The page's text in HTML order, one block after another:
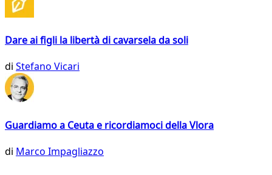
Dare ai figli la libertà di cavarsela da soli
di Stefano Vicari
Guardiamo a Ceuta e ricordiamoci della Vlora
di Marco Impagliazzo